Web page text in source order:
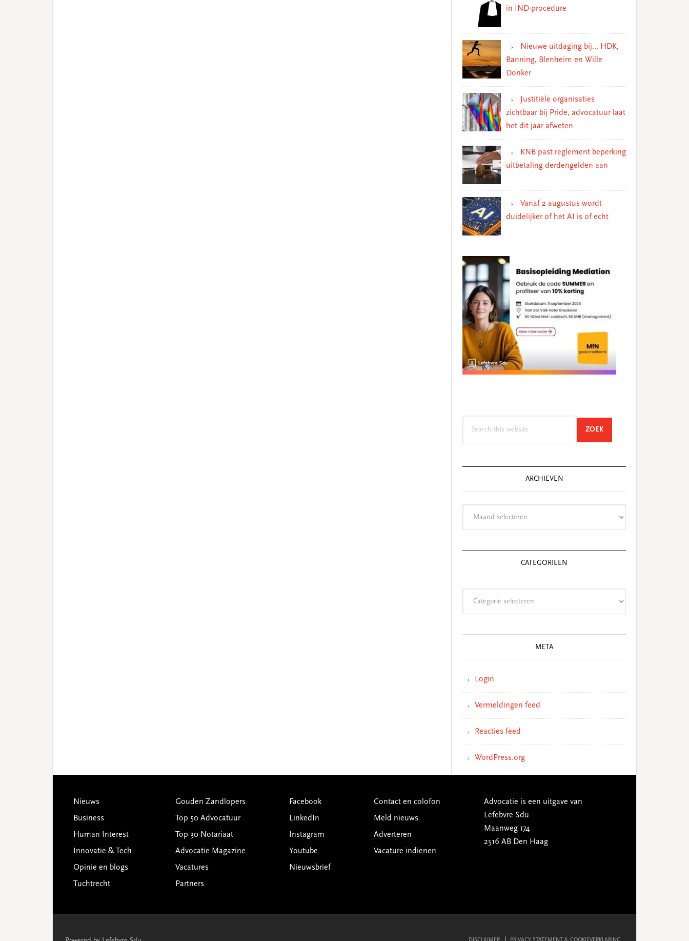
in IND-procedure
Nieuwe uitdaging bij… HDK,
Banning, Blenheim en Wille
Donker
Justitiële organisaties
zichtbaar bij Pride, advocatuur laat
het dit jaar afweten
KNB past reglement beperking
uitbetaling derdengelden aan
Vanaf 2 augustus wordt
duidelijker of het AI is of echt
ZOEKSEARCH
ARCHIEVEN
CATEGORIEËN
META
Login
Vermeldingen feed
Reacties feed
WordPress.org
Footer
Nieuws
Business
Human Interest
Innovatie & Tech
Opinie en blogs
Tuchtrecht
Gouden Zandlopers
Top 50 Advocatuur
Top 30 Notariaat
Advocatie Magazine
Vacatures
Partners
Facebook
LinkedIn
Instagram
Youtube
Nieuwsbrief
Contact en colofon
Meld nieuws
Adverteren
Vacature indienen
Advocatie is een uitgave van
Lefebvre Sdu
Maanweg 174
2516 AB Den Haag